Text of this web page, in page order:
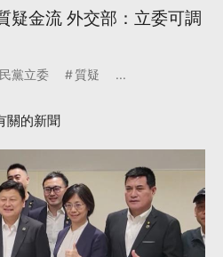
疑金流 外交部：立委可調
黨立委 質疑 ...
關的新聞